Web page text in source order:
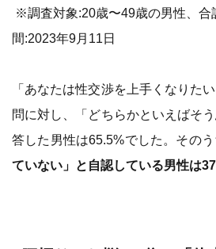
※調査対象:20歳〜49歳の男性、合
間:2023年9月11日
「あなたは性交渉を上手くなりた
問に対し、「どちらかといえばそ
答した男性は65.5%でした。そのう
ていない」と自認している男性は